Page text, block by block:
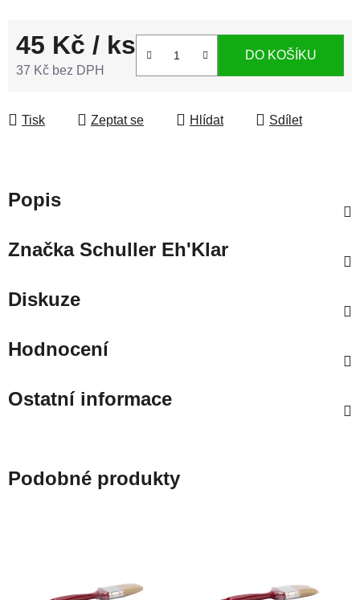
45 Kč / ks
37 Kč bez DPH
DO KOŠÍKU
Tisk Zeptat se Hlídat Sdílet
Popis
ZnačkaSchuller Eh'Klar
Diskuze
Hodnocení
Ostatní informace
Podobné produkty